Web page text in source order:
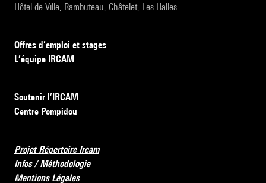
Hôtel de Ville, Rambuteau, Châtelet, Les Halles
Offres d’emploi et stages
L’équipe IRCAM
Soutenir l’IRCAM
Centre Pompidou
Projet Répertoire Ircam
Infos / Méthodologie
Mentions Légales